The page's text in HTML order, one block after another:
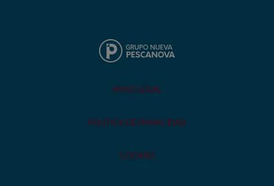
AVISO LEGAL
POLÍTICA DE PRIVACIDAD
COOKIES